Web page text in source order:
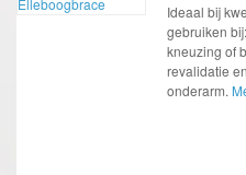
Ideaal bij
gebruiken
kneuzing of
revalidatie
onderarm.